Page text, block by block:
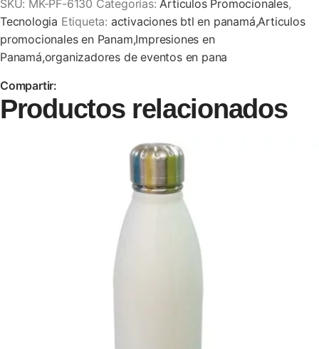
SKU: MK-PF-6130 Categorías: Articulos Promocionales,
Tecnologia Etiqueta: activaciones btl en panamá,Articulos
promocionales en Panam,Impresiones en
Panamá,organizadores de eventos en pana
Compartir:
Productos relacionados